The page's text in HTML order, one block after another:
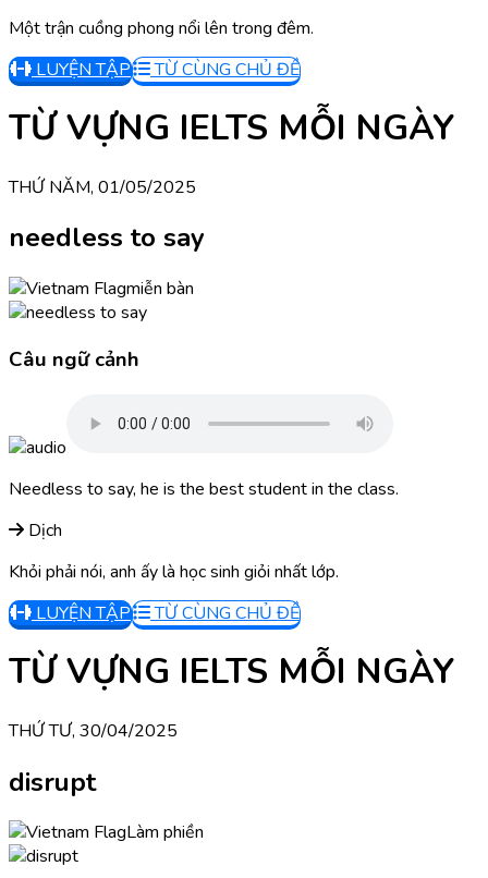
Một trận cuồng phong nổi lên trong đêm.
LUYỆN TẬP
TỪ CÙNG CHỦ ĐỀ
TỪ VỰNG IELTS MỖI NGÀY
THỨ NĂM, 01/05/2025
needless to say
miễn bàn
Câu ngữ cảnh
Needless to say, he is the best student in the class.
Dịch
Khỏi phải nói, anh ấy là học sinh giỏi nhất lớp.
LUYỆN TẬP
TỪ CÙNG CHỦ ĐỀ
TỪ VỰNG IELTS MỖI NGÀY
THỨ TƯ, 30/04/2025
disrupt
Làm phiền